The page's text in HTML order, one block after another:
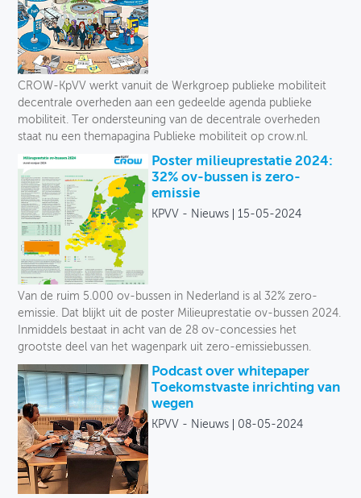
CROW-KpVV werkt vanuit de Werkgroep publieke mobiliteit
decentrale overheden aan een gedeelde agenda publieke
mobiliteit. Ter ondersteuning van de decentrale overheden
staat nu een themapagina Publieke mobiliteit op crow.nl.
Poster milieuprestatie 2024:
32% ov-bussen is zero-
emissie
KPVV - Nieuws 15-05-2024
Van de ruim 5.000 ov-bussen in Nederland is al 32% zero-
emissie. Dat blijkt uit de poster Milieuprestatie ov-bussen 2024.
Inmiddels bestaat in acht van de 28 ov-concessies het
grootste deel van het wagenpark uit zero-emissiebussen.
Podcast over whitepaper
Toekomstvaste inrichting van
wegen
KPVV - Nieuws 08-05-2024